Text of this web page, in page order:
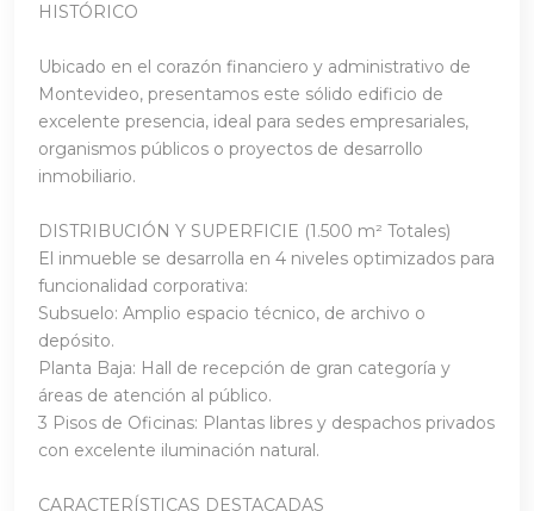
HISTÓRICO
Ubicado en el corazón financiero y administrativo de
Montevideo, presentamos este sólido edificio de
excelente presencia, ideal para sedes empresariales,
organismos públicos o proyectos de desarrollo
inmobiliario.
DISTRIBUCIÓN Y SUPERFICIE (1.500 m² Totales)
El inmueble se desarrolla en 4 niveles optimizados para
funcionalidad corporativa:
Subsuelo: Amplio espacio técnico, de archivo o
depósito.
Planta Baja: Hall de recepción de gran categoría y
áreas de atención al público.
3 Pisos de Oficinas: Plantas libres y despachos privados
con excelente iluminación natural.
CARACTERÍSTICAS DESTACADAS